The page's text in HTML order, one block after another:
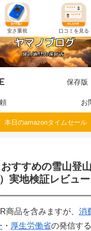
安さ重視 口コミを見る
安さ重視 口コミを見る
保存版
お
本日のamazonタイムセール
おすすめの雪山登
実地検証レビュー
商品を含みますが、 消
・ 厚生労働省の発信す